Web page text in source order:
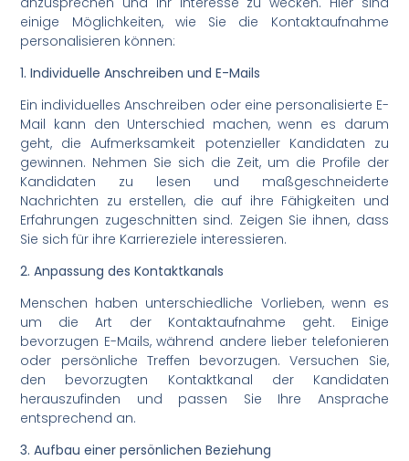
einige Möglichkeiten, wie Sie die Kontaktaufnahme
personalisieren können:
1. Individuelle Anschreiben und E-Mails
Ein individuelles Anschreiben oder eine personalisierte E-
Mail kann den Unterschied machen, wenn es darum
geht, die Aufmerksamkeit potenzieller Kandidaten zu
gewinnen. Nehmen Sie sich die Zeit, um die Profile der
Kandidaten zu lesen und maßgeschneiderte
Nachrichten zu erstellen, die auf ihre Fähigkeiten und
Erfahrungen zugeschnitten sind. Zeigen Sie ihnen, dass
Sie sich für ihre Karriereziele interessieren.
2. Anpassung des Kontaktkanals
Menschen haben unterschiedliche Vorlieben, wenn es
um die Art der Kontaktaufnahme geht. Einige
bevorzugen E-Mails, während andere lieber telefonieren
oder persönliche Treffen bevorzugen. Versuchen Sie,
den bevorzugten Kontaktkanal der Kandidaten
herauszufinden und passen Sie Ihre Ansprache
entsprechend an.
3. Aufbau einer persönlichen Beziehung